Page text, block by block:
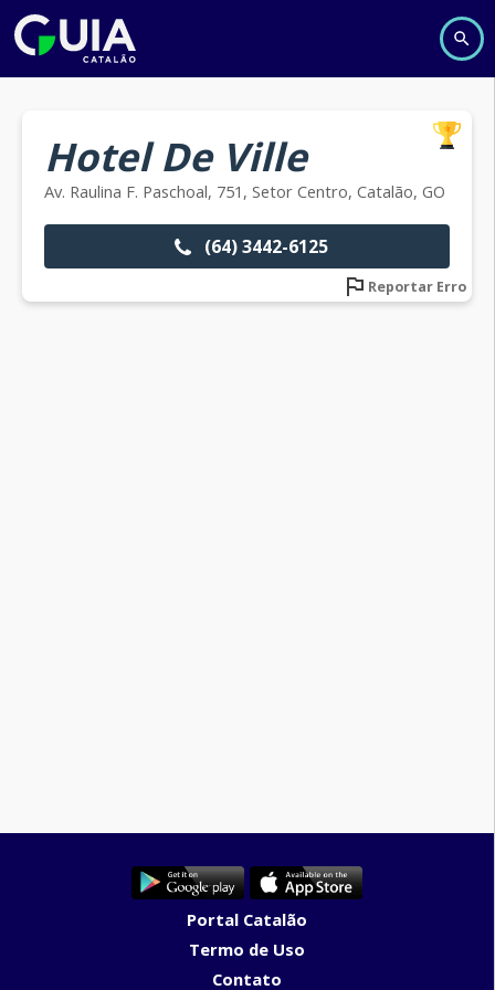
Hotel De Ville
Av. Raulina F. Paschoal, 751, Setor Centro, Catalão, GO
(64) 3442-6125
Reportar Erro
Portal Catalão
Termo de Uso
Contato